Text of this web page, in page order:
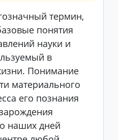
термин,
понятия
науки и
в
Понимание
материального
его познания
наших дней